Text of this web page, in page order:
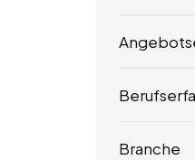
Branche